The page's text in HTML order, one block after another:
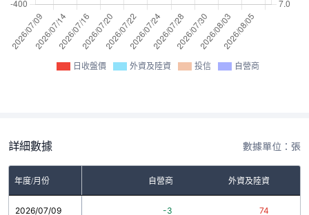
日收盤價 外資及陸資 投信 自營商
詳細數據 數據單位：張
年度/月份 自營商 外資及陸資
2026/07/09 -3 74